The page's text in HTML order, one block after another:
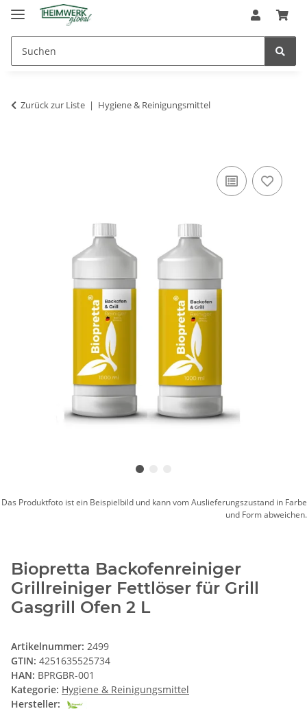
Zurück zur Liste Hygiene & Reinigungsmittel
Das Produktfoto ist ein Beispielbild und kann vom Auslieferungszustand in Farbe
und Form abweichen.
Biopretta Backofenreiniger
Grillreiniger Fettlöser für Grill
Gasgrill Ofen 2 L
Artikelnummer: 2499
GTIN: 4251635525734
HAN: BPRGBR-001
Kategorie: Hygiene & Reinigungsmittel
Hersteller: